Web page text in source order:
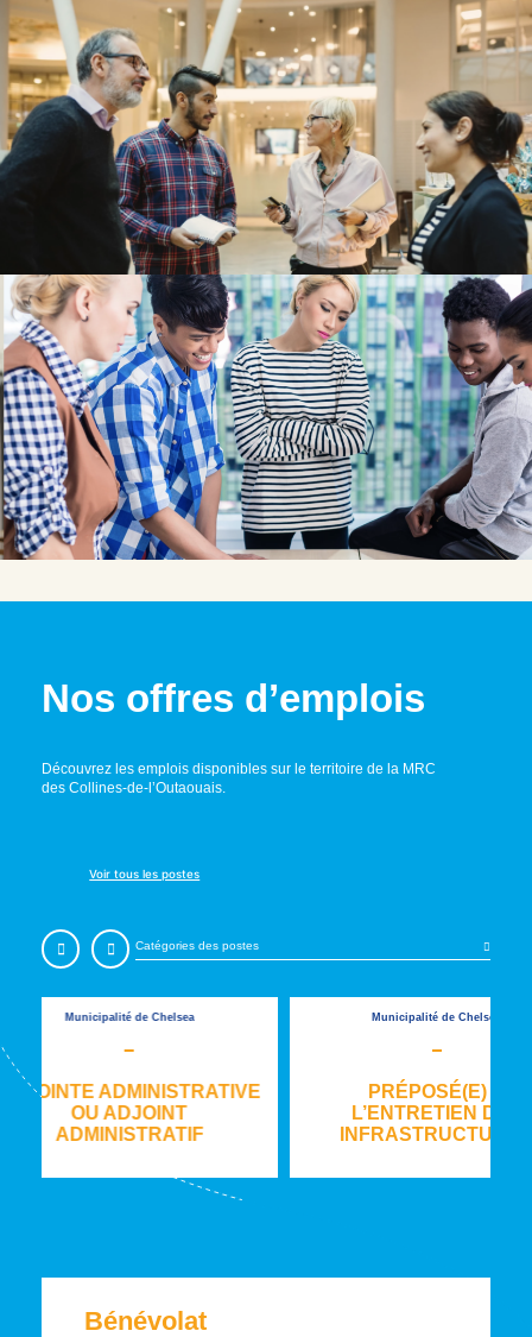
819 457-4480
Sans frais: 1 877 770-2435
info@toncec.ca
1694, montée de la Source
Cantley, Québec J8V 3H6
Faire un don
Instagram
Nos offres d’emplois
Découvrez les emplois disponibles sur le territoire de la MRC
des Collines-de-l’Outaouais.
Voir tous les postes
PRÉPOSÉ(E) À
L’ENTRETIEN DES
INFRASTRUCTURES
Bénévolat